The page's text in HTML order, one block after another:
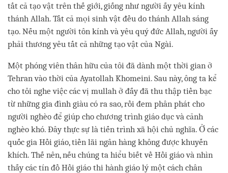
tất cả tạo vật trên thế giới, giống như người ấy yêu kính
thánh Allah. Tất cả mọi sinh vật đều do thánh Allah sáng
tạo. Nếu một người tôn kính và yêu quý đức Allah, người ấy
phải thương yêu tất cả những tạo vật của Ngài.
Một phóng viên thân hữu của tôi đã dành một thời gian ở
Tehran vào thời của Ayatollah Khomeini. Sau này, ông ta kể
cho tôi nghe việc các vị mullah ở đấy đã thu thập tiền bạc
từ những gia đình giàu có ra sao, rồi đem phân phát cho
người nghèo để giúp cho chương trình giáo dục và cảnh
nghèo khó. Đây thực sự là tiến trình xã hội chủ nghĩa. Ở các
quốc gia Hồi giáo, tiền lãi ngân hàng không được khuyến
khích. Thế nên, nếu chúng ta hiểu biết về Hồi giáo và nhìn
thấy các tín đồ Hồi giáo thi hành giáo lý một cách chân